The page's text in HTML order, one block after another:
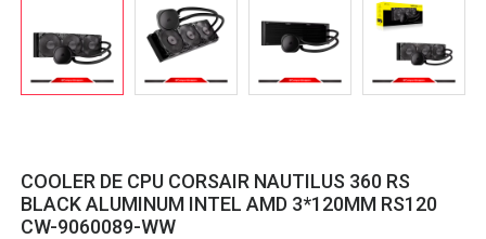
COOLER DE CPU CORSAIR NAUTILUS 360 RS
BLACK ALUMINUM INTEL AMD 3*120MM RS120
CW-9060089-WW